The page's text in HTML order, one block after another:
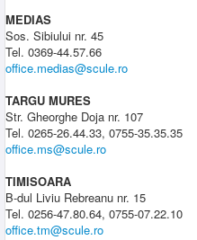
MEDIAS
Sos. Sibiului nr. 45
Tel. 0369-44.57.66
office.medias@scule.ro
TARGU MURES
Str. Gheorghe Doja nr. 107
Tel. 0265-26.44.33, 0755-35.35.35
office.ms@scule.ro
TIMISOARA
B-dul Liviu Rebreanu nr. 15
Tel. 0256-47.80.64, 0755-07.22.10
office.tm@scule.ro